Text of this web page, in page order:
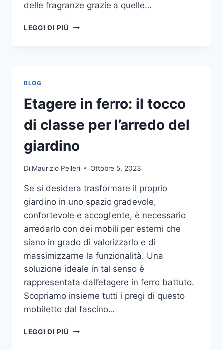
delle fragranze grazie a quelle…
LEGGI DI PIÙ
BLOG
Etagere in ferro: il tocco
di classe per l’arredo del
giardino
Di Maurizio Pelleri Ottobre 5, 2023
Se si desidera trasformare il proprio
giardino in uno spazio gradevole,
confortevole e accogliente, è necessario
arredarlo con dei mobili per esterni che
siano in grado di valorizzarlo e di
massimizzarne la funzionalità. Una
soluzione ideale in tal senso è
rappresentata dall’etagere in ferro battuto.
Scopriamo insieme tutti i pregi di questo
mobiletto dal fascino…
LEGGI DI PIÙ ETAGERE